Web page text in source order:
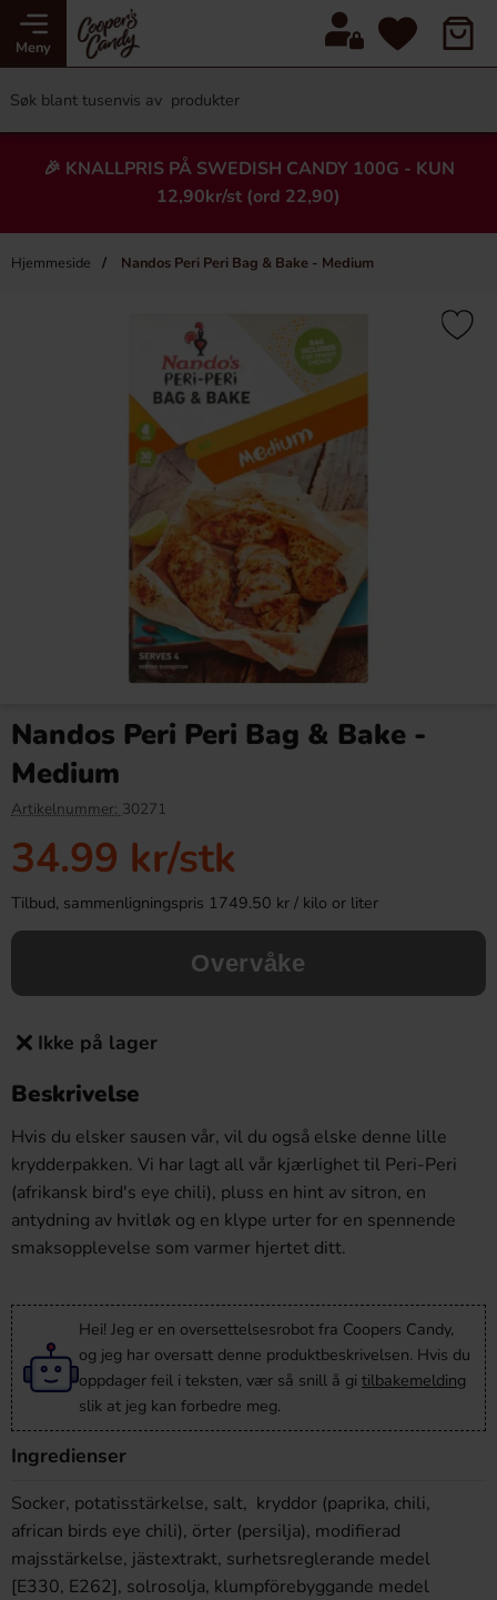
Meny
🎉 KNALLPRIS PÅ SWEDISH CANDY 100G - KUN
12,90kr/st (ord 22,90)
Hjemmeside Nandos Peri Peri Bag & Bake - Medium
Heading
×
Köp
125g
Nandos Peri Peri Bag & Bake -
Medium
Artikelnummer: 30271
34.99 kr/stk
Tilbud, sammenligningspris 1749.50 kr / kilo or liter
Overvåke
Ikke på lager
Beskrivelse
Hvis du elsker sausen vår, vil du også elske denne lille
krydderpakken. Vi har lagt all vår kjærlighet til Peri-Peri
(afrikansk bird's eye chili), pluss en hint av sitron, en
antydning av hvitløk og en klype urter for en spennende
smaksopplevelse som varmer hjertet ditt.
Hei! Jeg er en oversettelsesrobot fra Coopers Candy,
og jeg har oversatt denne produktbeskrivelsen. Hvis du
oppdager feil i teksten, vær så snill å gi tilbakemelding
slik at jeg kan forbedre meg.
Ingredienser
Socker, potatisstärkelse, salt, kryddor (paprika, chili,
african birds eye chili), örter (persilja), modifierad
majsstärkelse, jästextrakt, surhetsreglerande medel
[E330, E262], solrosolja, klumpförebyggande medel